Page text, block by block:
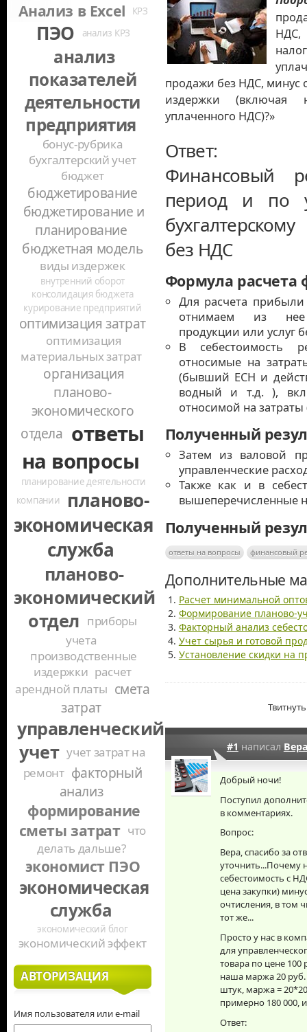
продажи без НДС, минус
издержки (включая
уплаченного НДС)?»
Ответ:
Финансовый
период и по
без НДС
Формула расчета
Для расчета
отнимаем из нее
продукции или услуг
В себестоимость
относимые на
(бывший ЕСН и
водный и т.д. ),
относимой на затраты
Полученный
Затем из валовой
управленческие
Также как и в
вышеперечисленные
Полученный
ответы на вопросы финансовый
Дополнительные
Расчет минимальной
Формирование планово-
Факторный анализ
Учет сырья и готовой
Установление скидки на
Твитнуть
#1 написал
Добрый ночи!
Поступил
в комментариях.
Вопрос:
Вера, спасибо за
уточнить...Почему
себестоимость с
цена закупки)
очтисления, в том
тот же...
Просто у нас в
для
товара по цене 100
наша маржа 20 руб.
штук, маржа =
примерно 180 000,
Ответ:
Анализ в Excel КРЗ
ПЭО анализ КРЗ
анализ
показателей
деятельности
предприятия
бонус-рубрика
бухгалтерский учет
бюджет
бюджетирование
бюджетирование и
планирование
бюджетная модель
виды издержек
внутренний оборот
консолидация бюджета
курирование предприятий
оптимизация затрат
оптимизация
материальных затрат
организация
планово-
экономического
отдела ответы
на вопросы
планирование деятельности
компании
планово-
экономическая
служба
планово-
экономический
отдел приборы
учета
производственные
издержки расчет
арендной платы смета
затрат
управленческий
учет учет затрат на
ремонт факторный
анализ
формирование
сметы затрат что
делать дальше?
экономист ПЭО
экономическая
служба
экономический блог
экономический эффект
АВТОРИЗАЦИЯ
Имя пользователя или e-mail